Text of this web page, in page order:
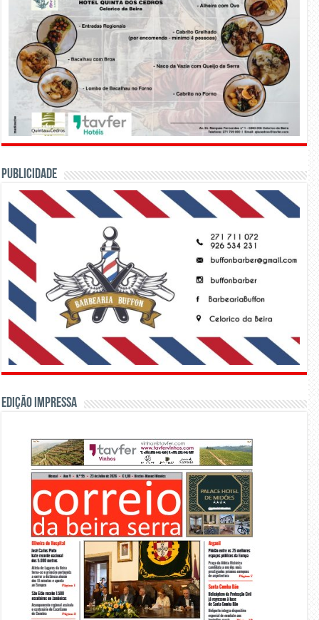
PUBLICIDADE
Edição Impressa